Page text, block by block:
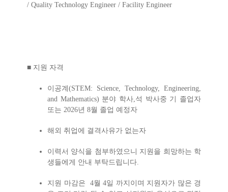
/ Quality Technology Engineer / Facility Engineer
■ 지원 자격
이공계 (STEM: Science, Technology, Engineering,
and Mathematics) 분야 학사,석 박사중 기 졸업자
또는 2026년 8월 졸업 예정자
해외 취업에 결격사유가 없는자
이력서 양식을 첨부하였으니 지원을 희망하는 학
생들에게 안내 부탁드립니다.
지원 마감은 4월 4일 까지이며 지원자가 많은 경